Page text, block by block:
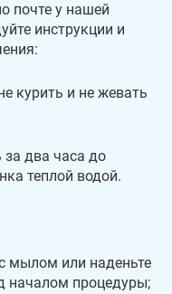
почте у нашей
инструкции и
курить и не жевать
за два часа до
теплой водой.
мылом или наденьте
началом процедуры;